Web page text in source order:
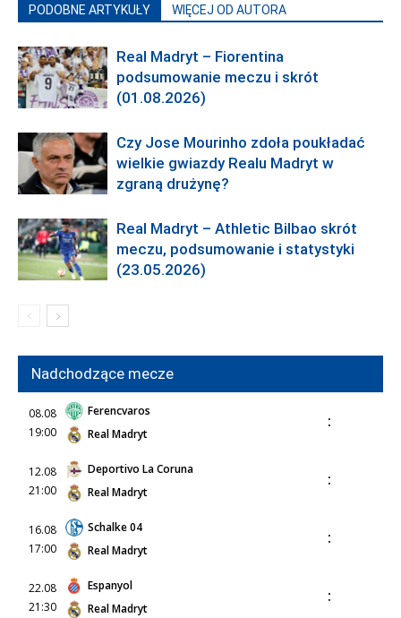
PODOBNE ARTYKUŁY WIĘCEJ OD AUTORA
Real Madryt – Fiorentina
podsumowanie meczu i skrót
(01.08.2026)
Czy Jose Mourinho zdoła poukładać
wielkie gwiazdy Realu Madryt w
zgraną drużynę?
Real Madryt – Athletic Bilbao skrót
meczu, podsumowanie i statystyki
(23.05.2026)
Nadchodzące mecze
08.08
19:00
Ferencvaros
Real Madryt
:
12.08
21:00
Deportivo La Coruna
Real Madryt
:
16.08
17:00
Schalke 04
Real Madryt
:
22.08
21:30
Espanyol
Real Madryt
: